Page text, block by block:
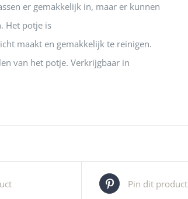
er gemakkelijk in, maar er kunnen
Het potje is
maakt en gemakkelijk te reinigen.
van het potje. Verkrijgbaar in
Pin dit product